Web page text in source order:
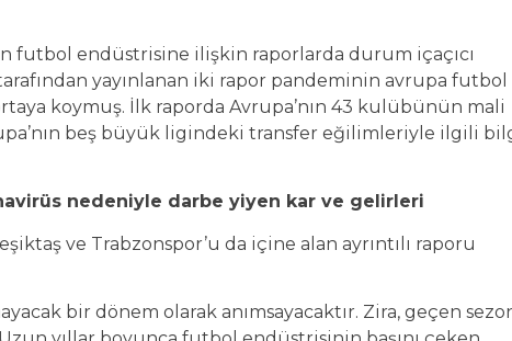
futbol endüstrisine ilişkin raporlarda durum içaçıcı
yayınlanan iki rapor pandeminin avrupa futbol
koymuş. İlk raporda Avrupa’nın 43 kulübünün mali
beş büyük ligindeki transfer eğilimleriyle ilgili
nedeniyle darbe yiyen kar ve gelirleri
ve Trabzonspor’u da içine alan ayrıntılı raporu
bir dönem olarak anımsayacaktır. Zira, geçen